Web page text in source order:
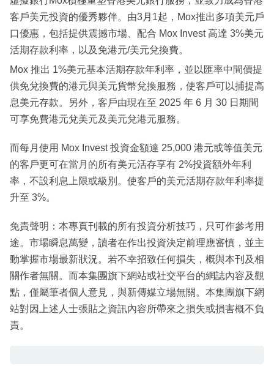
區
客⼾美元投資的優秀夥伴。由3⽉1起，Mox推出多項美元⼾
⼝優惠，包括提供震撼市場、配合 Mox Invest ⾼達 3%美元
活期存款利率，以及免港元/美元兌換費。
Mox 推出 1%美元基本活期存款年利率，並以匯率中間價提
供免兌換費的港元與美元貨幣兌換服務，使客⼾可以捕捉⾼
息美元存款。另外，客戶由現在⾄ 2025 年 6 ⽉ 30 ⽇期間
可享免費港元兌美元及美元兌港元服務。
而每⽉使⽤ Mox Invest 投資⾦額達 25,000 港元或等值美元
的客⼾更可在當⽉的所有美元活存享有 2%投資額外年利
率，不設利息上限或級別。使客⼾的美元活期存款年利率提
升⾄ 3%。
免責聲明：本專頁刊載的所有投資分析技巧，只可作參考用
途。市場瞬息萬變，讀者在作出投資決定前理應審慎，並主
動掌握市場最新狀況。若不幸招致任何損失，概與本刊及相
關作者無關。而本集團旗下網站或社交平台的網誌內容及觀
點，僅屬筆者個人意見，與新傳媒立場無關。本集團旗下網
站對因上述人士張貼之資訊內容所帶來之損失或損害概不負
責。